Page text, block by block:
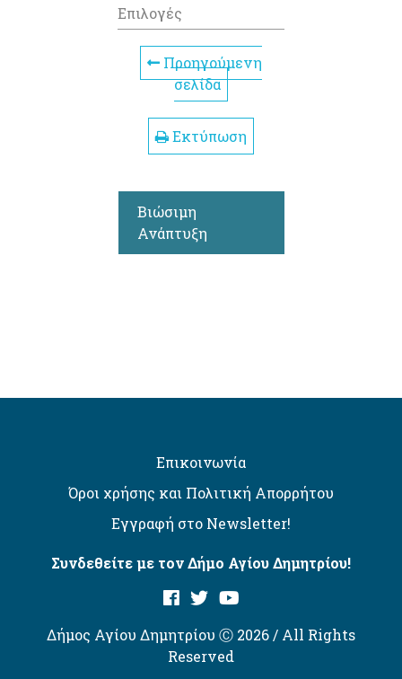
Επιλογές
Προηγούμενη
σελίδα
Εκτύπωση
Βιώσιμη
Ανάπτυξη
Επικοινωνία
Όροι χρήσης και Πολιτική Απορρήτου
Εγγραφή στο Newsletter!
Συνδεθείτε με τον Δήμο Αγίου Δημητρίου!
Δήμος Αγίου Δημητρίου Ⓒ 2026 / All Rights
Reserved